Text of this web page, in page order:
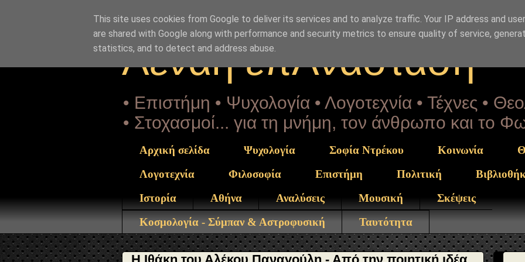
Alexandros-Panagoulis.html" } }
Αέναη επΑνάσταση
• Επιστήμη • Ψυχολογία • Λογοτεχνία • Τέχνες •
• Στοχασμοί... για τη μνήμη, τον άνθρωπο και το
Αρχική σελίδα Ψυχολογία Σοφία Ντρέκου Κοινωνία
Λογοτεχνία
Φιλοσοφία Επιστήμη Πολιτική
Ιστορία
Αθήνα Αναλύσεις Μουσική
Σκέψεις
Κοσμολογία - Σύμπαν & Αστροφυσική
Ταυτότητα
This site uses cookies from Google to deliver its services and to analyze traffic. Your IP address and
are shared with Google along with performance and security metrics to ensure quality of service,
statistics, and to detect and address abuse.